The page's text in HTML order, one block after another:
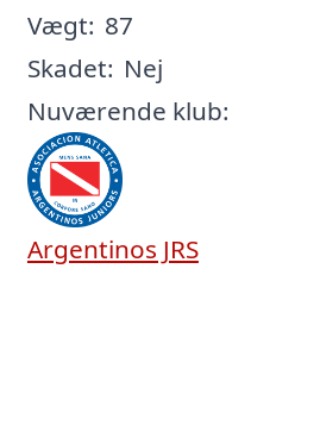
Vægt: 87
Skadet: Nej
Nuværende klub:
Argentinos JRS